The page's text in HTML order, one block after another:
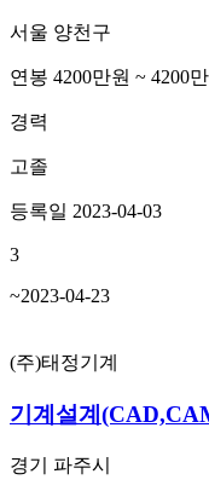
서울 양천구
연봉 4200만원 ~ 4200
경력
고졸
등록일 2023-04-03
3
~2023-04-23
(주)태정기계
기계설계
경기 파주시